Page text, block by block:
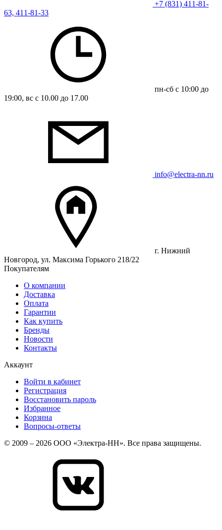
+7 (831) 411-81-
63, 411-81-33
пн-сб с 10:00 до
19:00, вс с 10.00 до 17.00
info@electra-nn.ru
г. Нижний
Новгород, ул. Максима Горького 218/22
Покупателям
О компании
Доставка
Оплата
Гарантии
Как купить
Бренды
Новости
Контакты
Аккаунт
Войти в кабинет
Регистрация
Восстановить пароль
Избранное
Корзина
Вопросы-ответы
© 2009 – 2026 ООО «Электра-НН». Все права защищены.